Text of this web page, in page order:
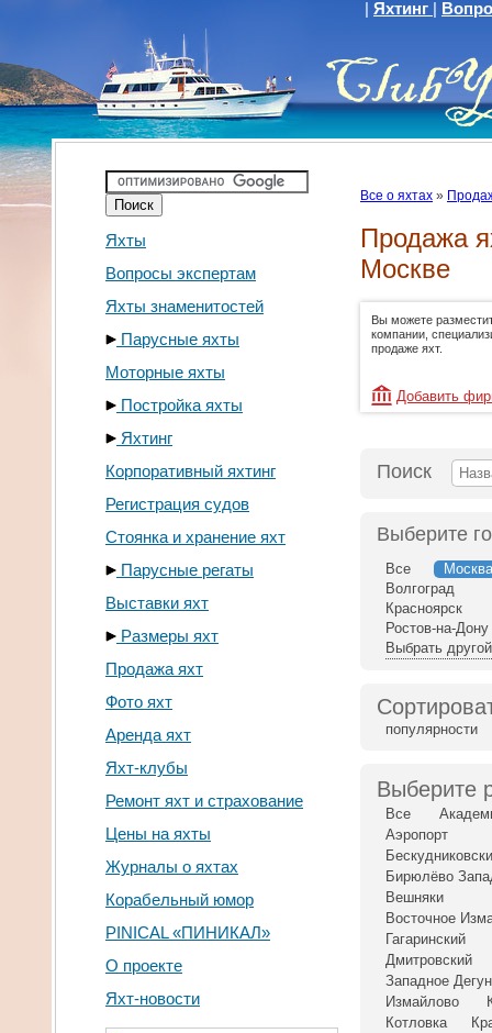
Яхтинг
Яхты
Вопросы экспертам
Яхты знаменитостей
Парусные яхты
Моторные яхты
Постройка яхты
Яхтинг
Корпоративный яхтинг
Регистрация судов
Стоянка и хранение яхт
Парусные регаты
Выставки яхт
Размеры яхт
Продажа яхт
Фото яхт
Аренда яхт
Яхт-клубы
Ремонт яхт и страхование
Цены на яхты
Журналы о яхтах
Корабельный юмор
PINICAL «ПИНИКАЛ»
О проекте
Яхт-новости
Все о яхтах »
Продажа
Москве
Вы можете
компании,
продаже яхт.
Добавить
Поиск
Выберите
Все Москва
Волгоград
Красноярск
Ростов-на-Дону
Выбрать
популярности
Выберите
Все
Аэропорт
Бирюлёво
Вешняки
Восточное
Гагаринский
Дмитровский
Западное
Измайлово
Котловка